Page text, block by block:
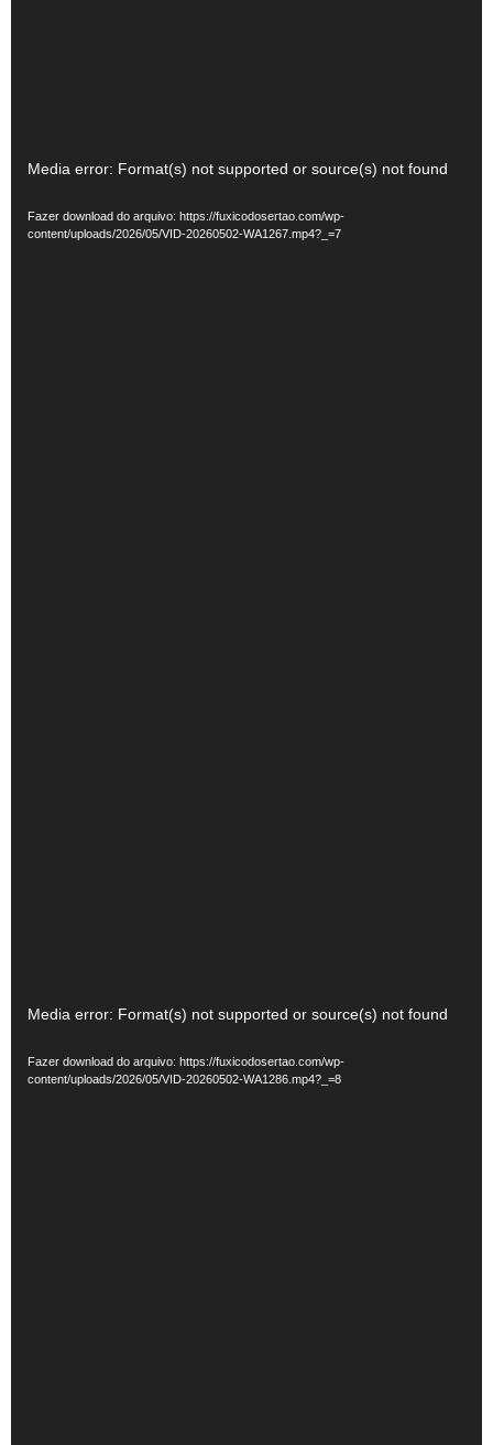
Tocador
vídeo
Media error: Format(s) not supported or source(s) not found
Fazer download do arquivo: https://fuxicodosertao.com/wp-
content/uploads/2026/05/VID-20260502-WA1267.mp4?_=7
Tocador
vídeo
Media error: Format(s) not supported or source(s) not found
Fazer download do arquivo: https://fuxicodosertao.com/wp-
content/uploads/2026/05/VID-20260502-WA1286.mp4?_=8